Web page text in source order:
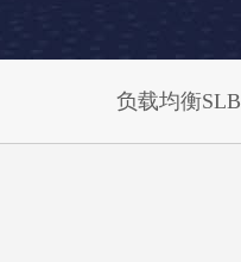
负载均衡SLB